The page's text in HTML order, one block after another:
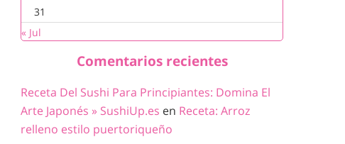
31
« Jul
Comentarios recientes
Receta Del Sushi Para Principiantes: Domina El
Arte Japonés » SushiUp.es en Receta: Arroz
relleno estilo puertoriqueño